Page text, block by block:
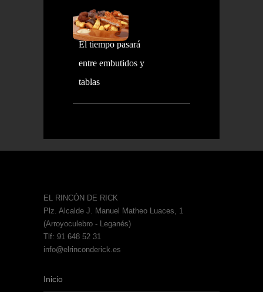
El tiempo pasará
entre embutidos y
tablas
EL RINCÓN DE RICK
Plz. Alcalde J. Manuel Matheo Luaces, 1
(Arroyoculebro - Leganés)
Tlf: 91 648 52 31
info@elrinconderick.es
Inicio